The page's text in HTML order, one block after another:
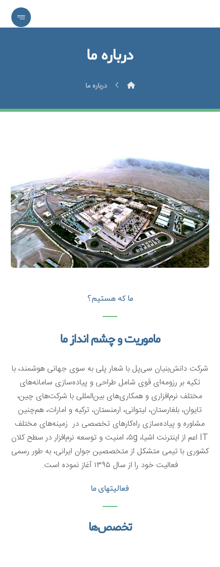
درباره ما
درباره ما
ما که هستیم؟
ماموریت و چشم انداز ما
شرکت دانش‌بنیان سی‌پل با شعار پلی به سوی جهانی هوشمند، با
تکیه بر رزومه‌ای قوی شامل طراحی و پیاده‌سازی سامانه‌های
مختلف نرم‌افزاری و همکاری‌های بین‌المللی با شرکت‌های چین،
تایوان، بلغارستان، لیتوانی، ارمنستان، ترکیه و امارات، هم‌چنین
مشاوره‌ و پیاده‌سازی راه‌کارهای تخصصی در زمینه‌های مختلف
IT اعم از اینترنت اشیا، ۵g، امنیت و توسعه نرم‌افزار در سطح کلان
کشوری با تیمی متشکل از متخصصین جوان ایرانی، به طور رسمی
فعالیت خود را از سال ۱۳۹۵‌ آغاز نموده است.
فعالیتهای ما
تخصص‌ها